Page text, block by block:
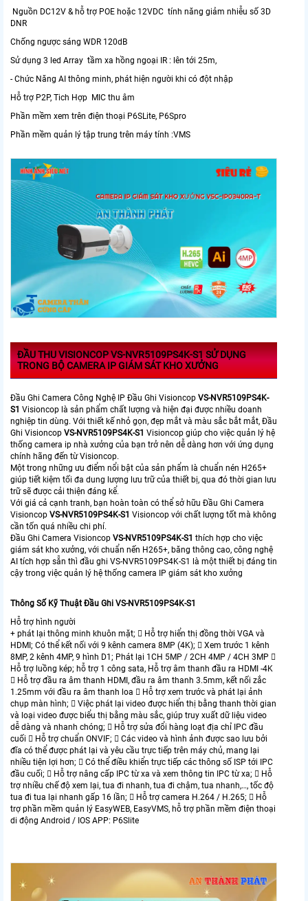
Nguồn DC12V & hỗ trợ POE hoặc 12VDC tính năng giảm nhiễu số 3D
DNR
Chống ngược sáng WDR 120dB
Sử dụng 3 led Array tầm xa hồng ngoại IR : lên tới 25m,
- Chức Năng AI thông minh, phát hiện người khi có đột nhập
Hỗ trợ P2P, Tich Hợp MIC thu âm
Phần mềm xem trên điện thoại P6SLite, P6Spro
Phần mềm quản lý tập trung trên máy tính :VMS
ĐẦU THU VISIONCOPVS-NVR5109PS4K-S1 SỬ DỤNG
TRONGBỘ CAMERA IP GIÁM SÁT KHO XƯỞNG
Đầu Ghi Camera Công Nghệ IP Đầu Ghi Visioncop VS-NVR5109PS4K-
S1 Visioncop là sản phẩm chất lượng và hiện đại được nhiều doanh
nghiệp tin dùng. Với thiết kế nhỏ gọn, đẹp mắt và màu sắc bắt mắt, Đầu
Ghi Visioncop VS-NVR5109PS4K-S1 Visioncop giúp cho việc quản lý hệ
thống camera ip nhà xưởng của bạn trở nên dễ dàng hơn với ứng dụng
chính hãng đến từ Visioncop.
Một trong những ưu điểm nổi bật của sản phẩm là chuẩn nén H265+
giúp tiết kiệm tối đa dung lượng lưu trữ của thiết bị, qua đó thời gian lưu
trữ sẽ được cải thiện đáng kể.
Với giá cả cạnh tranh, bạn hoàn toàn có thể sở hữu Đầu Ghi Camera
Visioncop VS-NVR5109PS4K-S1 Visioncop với chất lượng tốt mà không
cần tốn quá nhiều chi phí.
Đầu Ghi Camera Visioncop VS-NVR5109PS4K-S1 thích hợp cho việc
giám sát kho xưởng, với chuẩn nến H265+, băng thông cao, công nghệ
AI tích hợp sẵn thì đầu ghi VS-NVR5109PS4K-S1 là một thiết bị đáng tin
cậy trong việc quản lý hệ thống camera IP giám sát kho xưởng
Thông Số Kỹ Thuật Đầu Ghi VS-NVR5109PS4K-S1
Hỗ trợ hình người
+ phát lại thông minh khuôn mặt;  Hỗ trợ hiển thị đồng thời VGA và
HDMI; Có thể kết nối với 9 kênh camera 8MP (4K);  Xem trước 1 kênh
8MP, 2 kênh 4MP, 9 hình D1; Phát lại 1CH 5MP / 2CH 4MP / 4CH 3MP 
Hỗ trợ luồng kép; hỗ trợ 1 công sata, Hỗ trợ âm thanh đầu ra HDMI -4K
 Hỗ trợ đầu ra âm thanh HDMI, đầu ra âm thanh 3.5mm, kết nối zắc
1.25mm với đầu ra âm thanh loa  Hỗ trợ xem trước và phát lại ảnh
chụp màn hình;  Việc phát lại video được hiển thị bằng thanh thời gian
và loại video được biểu thị bằng màu sắc, giúp truy xuất dữ liệu video
dễ dàng và nhanh chóng;  Hỗ trợ sửa đổi hàng loạt địa chỉ IPC đầu
cuối  Hỗ trợ chuẩn ONVIF;  Các video và hình ảnh được sao lưu bởi
đĩa có thể được phát lại và yêu cầu trực tiếp trên máy chủ, mang lại
nhiều tiện lợi hơn;  Có thể điều khiển trực tiếp các thông số ISP tới IPC
đầu cuối;  Hỗ trợ nâng cấp IPC từ xa và xem thông tin IPC từ xa;  Hỗ
trợ nhiều chế độ xem lại, tua đi nhanh, tua đi chậm, tua nhanh,…, tốc độ
tua đi tua lại nhanh gấp 16 lần;  Hỗ trợ camera H.264 / H.265;  Hỗ
trợ phần mềm quản lý EasyWEB, EasyVMS, hỗ trợ phần mềm điện thoại
di động Android / IOS APP: P6Slite